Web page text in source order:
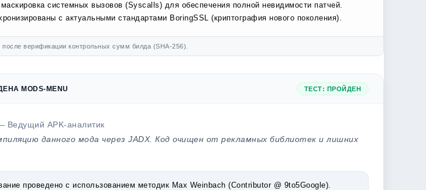
системных вызовов (Syscalls) для обеспечения полной невидимости патчей.
с актуальными стандартами BoringSSL (криптография нового поколения).
верификации контрольных сумм билда (SHA-256).
MODS-MENU ТЕСТ: ПРОЙДЕН
Ведущий APK-аналитик
данного мода через JADX. Код очищен от рекламных библиотек и лишних
проведено с использованием методик Max Weinbach (Contributor @ 9to5Google).